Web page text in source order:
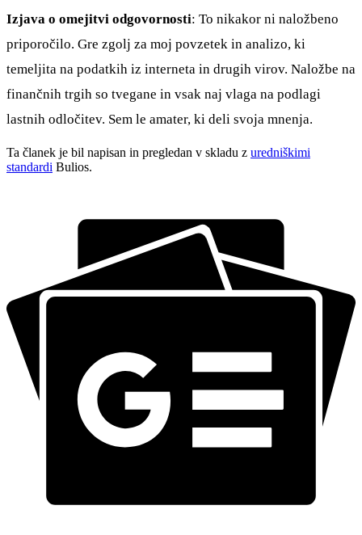
Izjava o omejitvi odgovornosti: To nikakor ni naložbeno
priporočilo. Gre zgolj za moj povzetek in analizo, ki
temeljita na podatkih iz interneta in drugih virov. Naložbe na
finančnih trgih so tvegane in vsak naj vlaga na podlagi
lastnih odločitev. Sem le amater, ki deli svoja mnenja.
Ta članek je bil napisan in pregledan v skladu z uredniškimi
standardi Bulios.